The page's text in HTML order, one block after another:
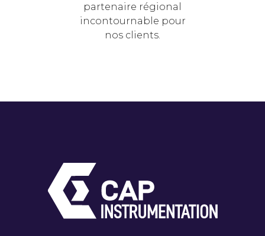
partenaire régional
incontournable pour
nos clients.